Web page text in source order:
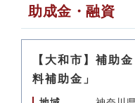
助成金・融資
【大和市】補助
料補助金」